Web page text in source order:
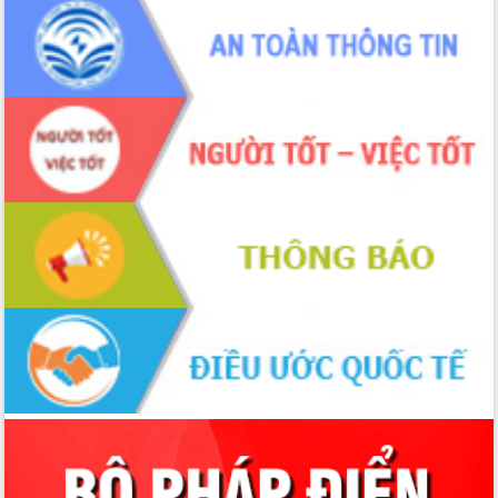
quan Đảng, Nhà nước
Lễ phát động chuỗi hoạt động chung
tay làm sạch môi trường
Xã Ea Kar bước chuyển mình trong
công tác cải cách hành chính mô hình
mới
UBND tỉnh họp báo định kỳ tháng 4
năm 2026
Hội thảo khoa học “Giải pháp thúc đẩy
phát triển nền kinh tế xanh tại tỉnh
Đắk Lắk”
Tăng cường giám sát, đôn đốc thực
hiện nhiệm vụ quản lý tài sản công
hàng tuần
Tháo gỡ những vướng mắc, đẩy mạnh
công tác cải cách thủ tục hành chính
tại Trung tâm Phục vụ hành chính
Đắk Lắk: Tôn vinh 46 giải pháp tại Hội
thi Sáng tạo Kỹ thuật 2024 - 2025